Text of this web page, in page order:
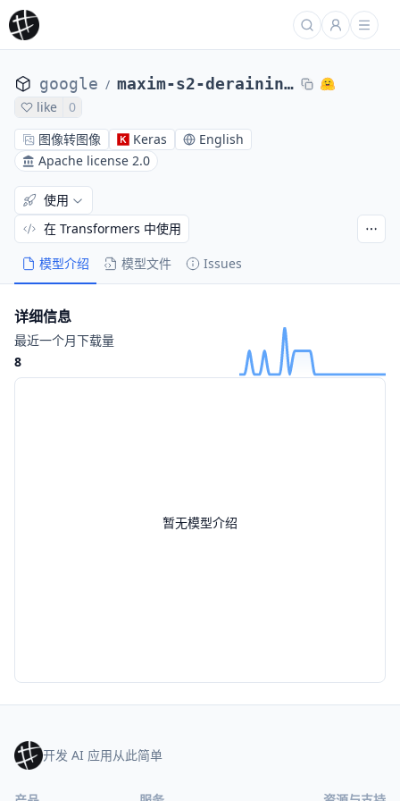
google / maxim-s2-deraining-rain13k
like
0
图像转图像
Keras
English
Apache license 2.0
模型介绍 模型文件 Issues
使用
在 Transformers 中使用
暂无模型介绍
详细信息
最近一个月下载量
8
开发 AI 应用从此简单